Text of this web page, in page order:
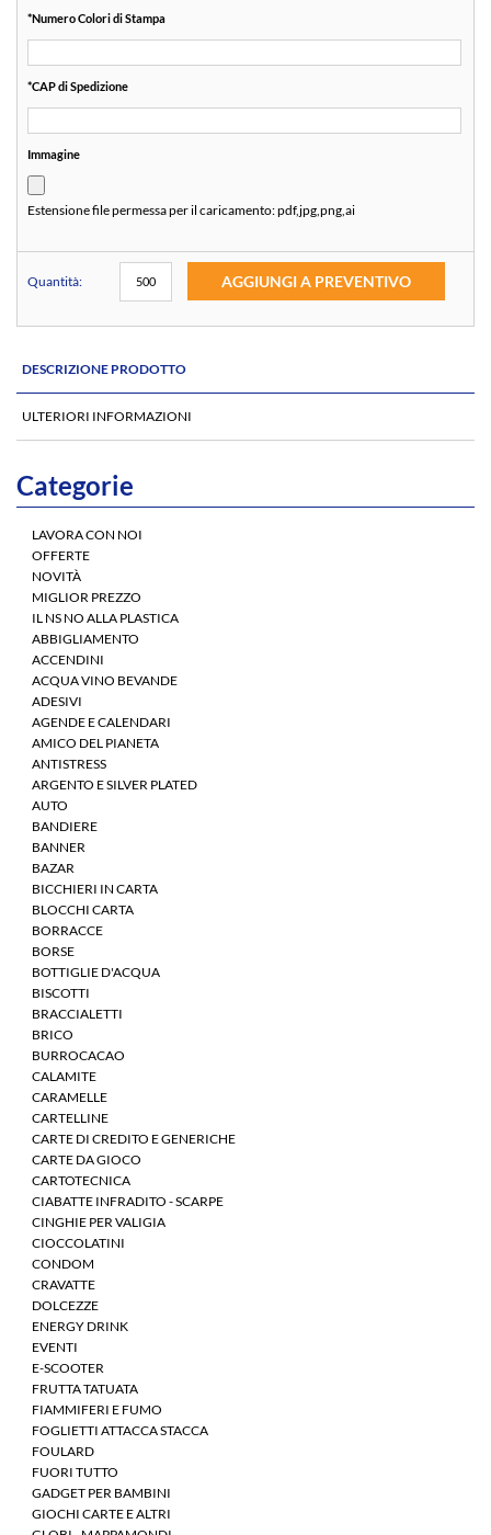
*Numero Colori di Stampa
*CAP di Spedizione
Immagine
Estensione file permessa per il caricamento:pdf,jpg,png,ai
Quantità: AGGIUNGI A PREVENTIVO
DESCRIZIONE PRODOTTO
ULTERIORI INFORMAZIONI
Categorie
LAVORA CON NOI
OFFERTE
NOVITÀ
MIGLIOR PREZZO
IL NS NO ALLA PLASTICA
ABBIGLIAMENTO
ACCENDINI
ACQUA VINO BEVANDE
ADESIVI
AGENDE E CALENDARI
AMICO DEL PIANETA
ANTISTRESS
ARGENTO E SILVER PLATED
AUTO
BANDIERE
BANNER
BAZAR
BICCHIERI IN CARTA
BLOCCHI CARTA
BORRACCE
BORSE
BOTTIGLIE D'ACQUA
BISCOTTI
BRACCIALETTI
BRICO
BURROCACAO
CALAMITE
CARAMELLE
CARTELLINE
CARTE DI CREDITO E GENERICHE
CARTE DA GIOCO
CARTOTECNICA
CIABATTE INFRADITO - SCARPE
CINGHIE PER VALIGIA
CIOCCOLATINI
CONDOM
CRAVATTE
DOLCEZZE
ENERGY DRINK
EVENTI
E-SCOOTER
FRUTTA TATUATA
FIAMMIFERI E FUMO
FOGLIETTI ATTACCA STACCA
FOULARD
FUORI TUTTO
GADGET PER BAMBINI
GIOCHI CARTE E ALTRI